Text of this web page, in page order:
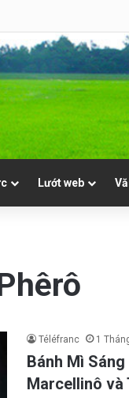
Phần VII: ĐỜI LINH MỤC.
Lướt web
Téléfranc 1
Bánh Mì
Marcellinô và